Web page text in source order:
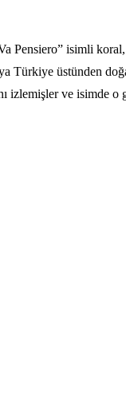
Pensiero” isimli
Türkiye üstünden
izlemişler ve isimde o